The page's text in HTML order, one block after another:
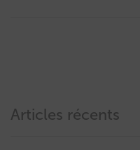
Articles récents